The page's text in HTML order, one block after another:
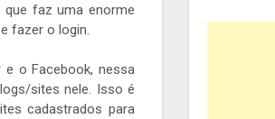
que faz uma enorme
fazer o login.
o Facebook, nessa
sites nele. Isso é
cadastrados para